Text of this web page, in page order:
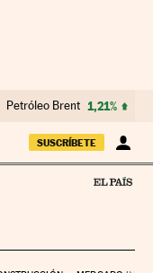
Petróleo Brent 1,21%
SUSCRÍBETE